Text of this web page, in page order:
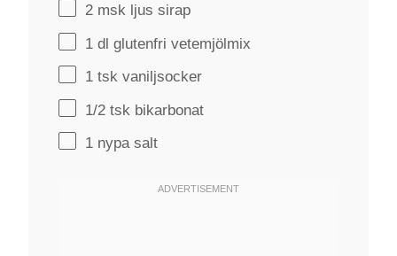
2 msk ljus sirap
1 dl glutenfri vetemjölmix
1 tsk vaniljsocker
1/2 tsk bikarbonat
1 nypa salt